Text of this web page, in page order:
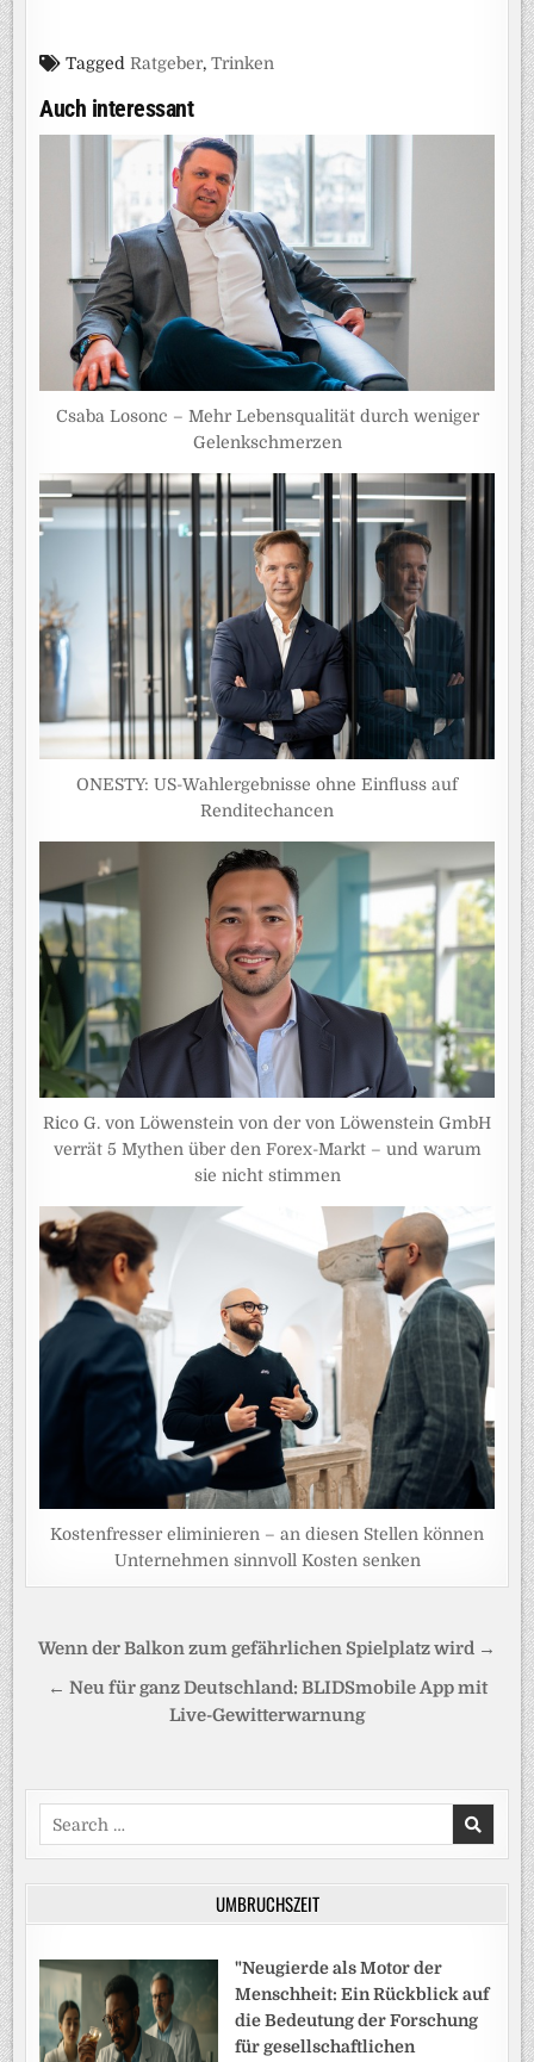
TaggedRatgeber,Trinken
Auch interessant
Csaba Losonc – Mehr Lebensqualität durch weniger
Gelenkschmerzen
ONESTY: US-Wahlergebnisse ohne Einfluss auf
Renditechancen
Rico G. von Löwenstein von der von Löwenstein GmbH
verrät 5 Mythen über den Forex-Markt – und warum
sie nicht stimmen
Kostenfresser eliminieren – an diesen Stellen können
Unternehmen sinnvoll Kosten senken
Beitragsnavigation
Wenn der Balkon zum gefährlichen Spielplatz wird →
← Neu für ganz Deutschland: BLIDSmobile App mit
Live-Gewitterwarnung
Search
for:
UMBRUCHSZEIT
"Neugierde als Motor der
Menschheit: Ein Rückblick auf
die Bedeutung der Forschung
für gesellschaftlichen